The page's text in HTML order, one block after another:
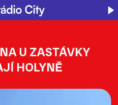
U ZASTÁVKY
HOLYNĚ